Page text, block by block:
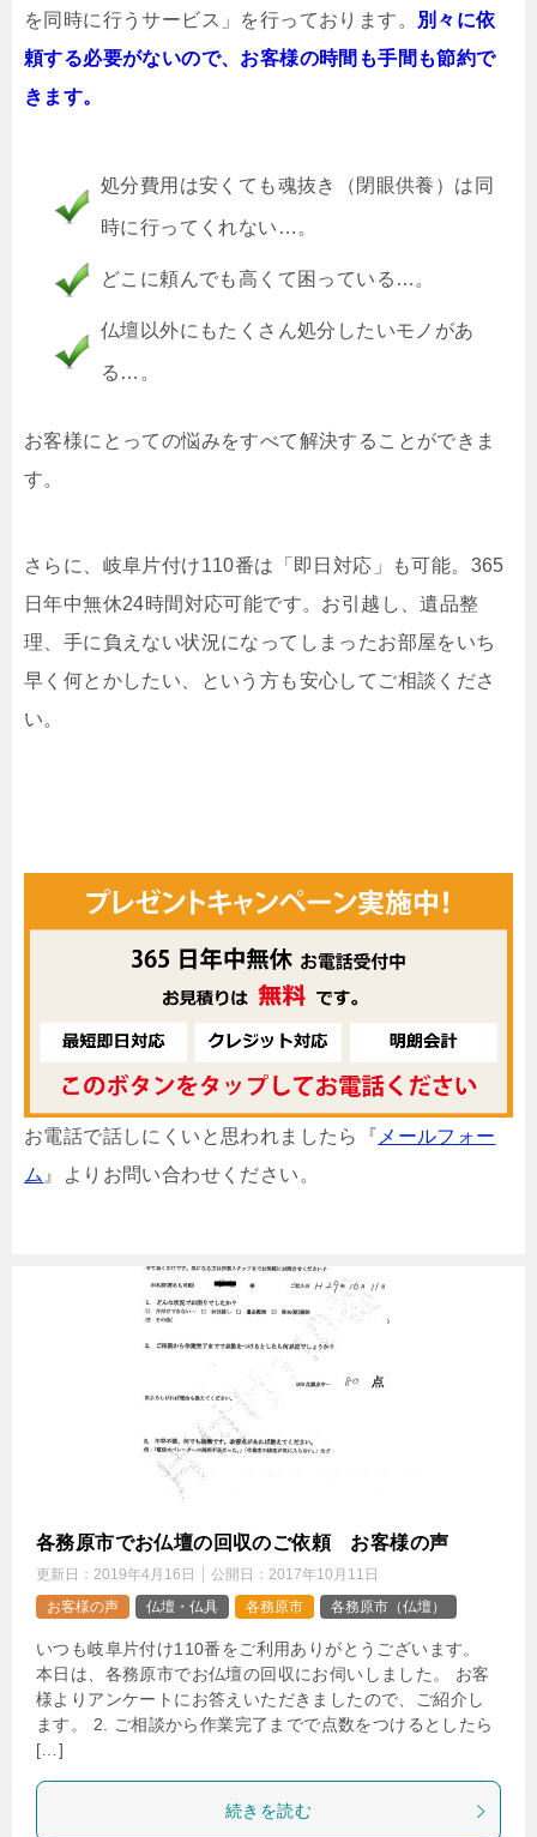
を同時に行うサービス」を行っております。
別々に依
頼する必要がないので、お客様の時間も手間も節約で
きます。
処分費用は安くても魂抜き（閉眼供養）は同
時に行ってくれない…。
どこに頼んでも高くて困っている…。
仏壇以外にもたくさん処分したいモノがあ
る…。
お客様にとっての悩みをすべて解決することができま
す。
さらに、岐阜片付け110番は「即日対応」も可能。365
日年中無休24時間対応可能です。お引越し、遺品整
理、手に負えない状況になってしまったお部屋をいち
早く何とかしたい、という方も安心してご相談くださ
い。
お電話で話しにくいと思われましたら『 メールフォー
ム 』よりお問い合わせください。
各務原市でお仏壇の回収のご依頼 お客様の声
更新日： 2019年4月16日 公開日： 2017年10月11日
お客様の声
仏壇・仏具 各務原市 各務原市（仏壇）
いつも岐阜片付け110番をご利用ありがとうございます。
本日は、各務原市でお仏壇の回収にお伺いしました。 お客
様よりアンケートにお答えいただきましたので、ご紹介し
ます。 2. ご相談から作業完了までで点数をつけるとしたら
[…]
続きを読む